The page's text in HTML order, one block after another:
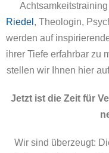
Riedel , Theologin,
werden auf
ihrer Tiefe erfahrbar zu
stellen wir Ihnen hier
Jetzt ist die Zeit für
Wir sind überzeugt: